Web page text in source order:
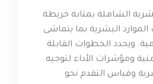
الشاملة بمثابة خريطة
البشرية بما يتماشى
ويحدد الخطوات القابلة
ومؤشرات الأداء لتوجيه
وقياس التقدم نحو